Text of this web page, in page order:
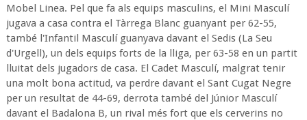
Mobel Linea. Pel que fa als equips masculins, el Mini Masculí
jugava a casa contra el Tàrrega Blanc guanyant per 62-55,
també l'Infantil Masculí guanyava davant el Sedis (La Seu
d'Urgell), un dels equips forts de la lliga, per 63-58 en un partit
lluitat dels jugadors de casa. El Cadet Masculí, malgrat tenir
una molt bona actitud, va perdre davant el Sant Cugat Negre
per un resultat de 44-69, derrota també del Júnior Masculí
davant el Badalona B, un rival més fort que els cerverins no